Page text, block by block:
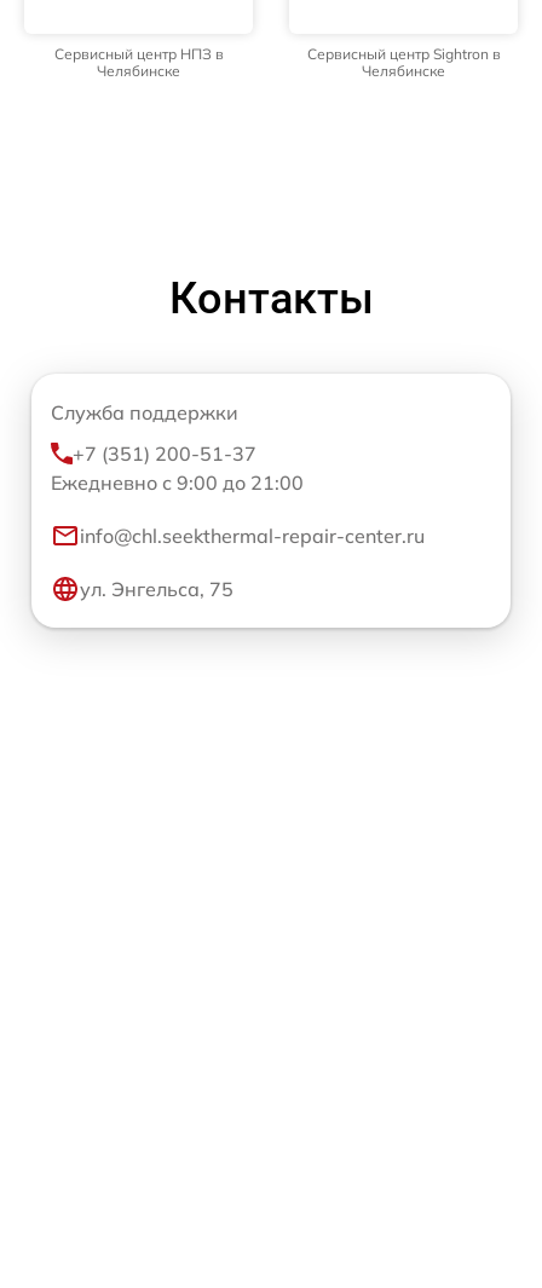
Сервисный центр НПЗ в
Челябинске
Сервисный центр Sightron в
Челябинске
Контакты
Служба поддержки
+7 (351) 200-51-37
Ежедневно с 9:00 до 21:00
info@chl.seekthermal-repair-center.ru
ул. Энгельса, 75